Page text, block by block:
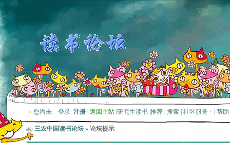
» 您尚未 登录 注册 返回主站 研究生读书 推荐 搜索 社区服务 帮助
三农中国读书论坛 » 论坛提示